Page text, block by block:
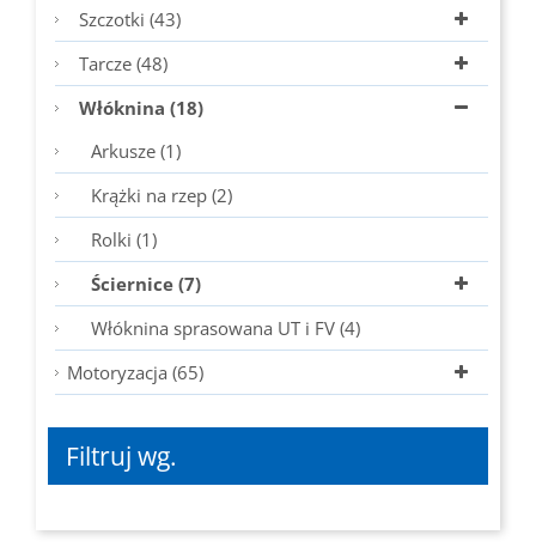
Szczotki (43)
Tarcze (48)
Włóknina (18)
Arkusze (1)
Krążki na rzep (2)
Rolki (1)
Ściernice (7)
Włóknina sprasowana UT i FV (4)
Motoryzacja (65)
Filtruj wg.